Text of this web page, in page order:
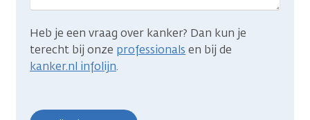
Heb je een vraag over kanker? Dan kun je
terecht bij onze professionals en bij de
kanker.nl infolijn.